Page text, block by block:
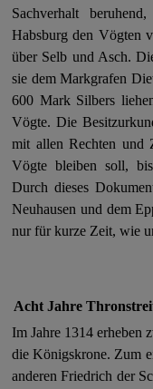
Sachverhalt
Habsburg den Vögten
über Selb und Asch.
sie dem Markgrafen
600 Mark Silbers
Vögte. Die
mit allen Rechten und
Vögte bleiben soll,
Durch dieses
Neuhausen und dem
nur für kurze Zeit, wie
Acht Jahre
Im Jahre 1314 erheben
die Königskrone. Zum
anderen Friedrich der